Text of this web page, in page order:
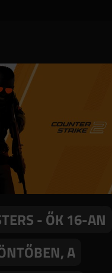
- ŐK 16-AN
A